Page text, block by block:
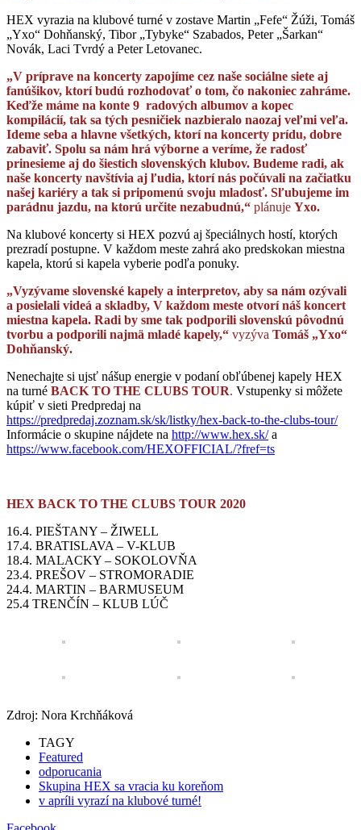
HEX vyrazia na klubové turné v zostave Martin „Fefe“ Žúži, Tomáš
„Yxo“ Dohňanský, Tibor „Tybyke“ Szabados, Peter „Šarkan“
Novák, Laci Tvrdý a Peter Letovanec.
„V príprave na koncerty zapojíme cez naše sociálne siete aj
fanúšikov, ktorí budú rozhodovať o tom, čo nakoniec zahráme.
Keďže máme na konte 9 radových albumov a kopec
kompilácií, tak sa tých pesničiek nazbieralo naozaj veľmi veľa.
Ideme seba a hlavne všetkých, ktorí na koncerty prídu, dobre
zabaviť. Spolu sa nám hrá výborne a veríme, že radosť
prinesieme aj do šiestich slovenských klubov. Budeme radi, ak
naše koncerty navštívia aj ľudia, ktorí nás počúvali na začiatku
našej kariéry a tak si pripomenú svoju mladosť. Sľubujeme im
parádnu jazdu, na ktorú určite nezabudnú,“ plánuje Yxo.
Na klubové koncerty si HEX pozvú aj špeciálnych hostí, ktorých
prezradí postupne. V každom meste zahrá ako predskokan miestna
kapela, ktorú si kapela vyberie podľa ponuky.
„Vyzývame slovenské kapely a interpretov, aby sa nám ozývali
a posielali videá a skladby, V každom meste otvorí náš koncert
miestna kapela. Radi by sme tak podporili slovenskú pôvodnú
tvorbu a podporili najmä mladé kapely,“ vyzýva Tomáš „Yxo“
Dohňanský.
Nenechajte si ujsť nášup energie v podaní obľúbenej kapely HEX
na turné BACK TO THE CLUBS TOUR. Vstupenky si môžete
kúpiť v sieti Predpredaj na
https://predpredaj.zoznam.sk/sk/listky/hex-back-to-the-clubs-tour/
Informácie o skupine nájdete na http://www.hex.sk/a
https://www.facebook.com/HEXOFFICIAL/?fref=ts
HEX BACK TO THE CLUBS TOUR 2020
16.4. PIEŠTANY – ŽIWELL
17.4. BRATISLAVA – V-KLUB
18.4. MALACKY – SOKOLOVŇA
23.4. PREŠOV – STROMORADIE
24.4. MARTIN – BARMUSEUM
25.4 TRENČÍN – KLUB LÚČ
Zdroj: Nora Krchňáková
TAGY
Featured
odporucania
Skupina HEX sa vracia ku koreňom
v apríli vyrazí na klubové turné!